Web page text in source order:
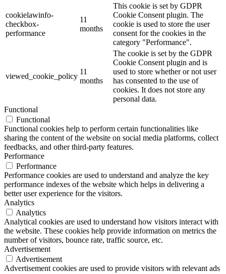
cookielawinfo-
checkbox-
performance
11
months
This cookie is set by GDPR
Cookie Consent plugin. The
cookie is used to store the user
consent for the cookies in the
category "Performance".
viewed_cookie_policy
11
months
The cookie is set by the GDPR
Cookie Consent plugin and is
used to store whether or not user
has consented to the use of
cookies. It does not store any
personal data.
Functional
Functional
Functional cookies help to perform certain functionalities like
sharing the content of the website on social media platforms, collect
feedbacks, and other third-party features.
Performance
Performance
Performance cookies are used to understand and analyze the key
performance indexes of the website which helps in delivering a
better user experience for the visitors.
Analytics
Analytics
Analytical cookies are used to understand how visitors interact with
the website. These cookies help provide information on metrics the
number of visitors, bounce rate, traffic source, etc.
Advertisement
Advertisement
Advertisement cookies are used to provide visitors with relevant ads